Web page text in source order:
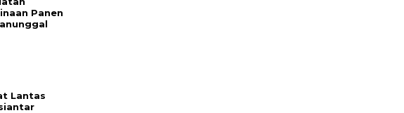
Panen
Lantas